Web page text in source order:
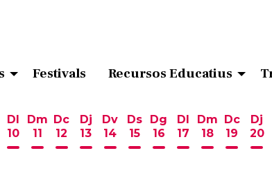
Festivals Recursos Educatius
7 d'agost
8 d'agost9 d'agost
Dl
10
Dilluns 10 d'agost
Dm
11
Dimarts 11 d'agost
Dc
12
Dimecres 12 d'agost
Dj
13
Dijous 13 d'agost
Dv
14
Divendres 14 d'agost
Ds
15
Dissabte 15 d'agost
Dg
16
Diumenge 16
Dl
17
Dilluns 17
Dm
18
Dimarts 18
Dc
19
Dj
20